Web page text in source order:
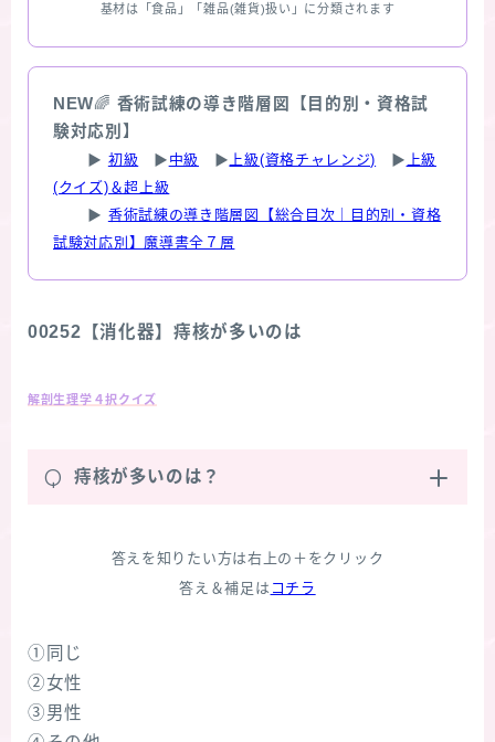
基材は「食品」「雑品(雑貨)扱い」に分類されます
NEW🌈 香術試練の導き階層図【目的別・資格試
験対応別】
▶ 初級 ▶ 中級 ▶ 上級(資格チャレンジ) ▶ 上級
(クイズ)＆超上級
▶ 香術試練の導き階層図【総合目次｜目的別・資格
試験対応別】魔導書全７層
00252【消化器】痔核が多いのは
解剖生理学４択クイズ
Q 痔核が多いのは？
答えを知りたい方は右上の＋をクリック
答え＆補足は コチラ
①同じ
②女性
③男性